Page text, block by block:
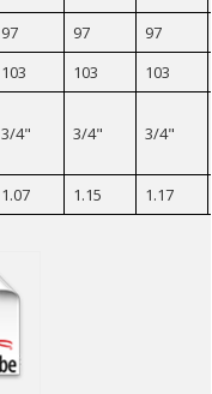
97 97
97
103 103
103
3/4" 3/4" 3/4"
1.07 1.15 1.17